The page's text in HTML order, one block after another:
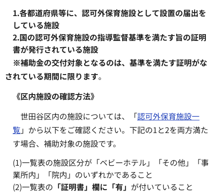
1.各都道府県等に、認可外保育施設として設置の届出を
している施設
2.国の認可外保育施設の指導監督基準を満たす旨の証明
書が発行されている施設
※補助金の交付対象となるのは、基準を満たす証明がな
されている期間に限ります。
《区内施設の確認方法》
世田谷区内の施設については、「認可外保育施設一
覧」から以下をご確認ください。下記の1と2を両方満た
す場合、補助対象の施設です。
(1)一覧表の施設区分が「ベビーホテル」「その他」「事
業所内」「院内」のいずれかであること
(2)一覧表の 「証明書」欄に「有」 が付いていること